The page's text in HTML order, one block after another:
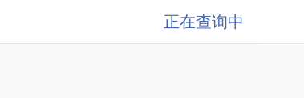
正在查询中